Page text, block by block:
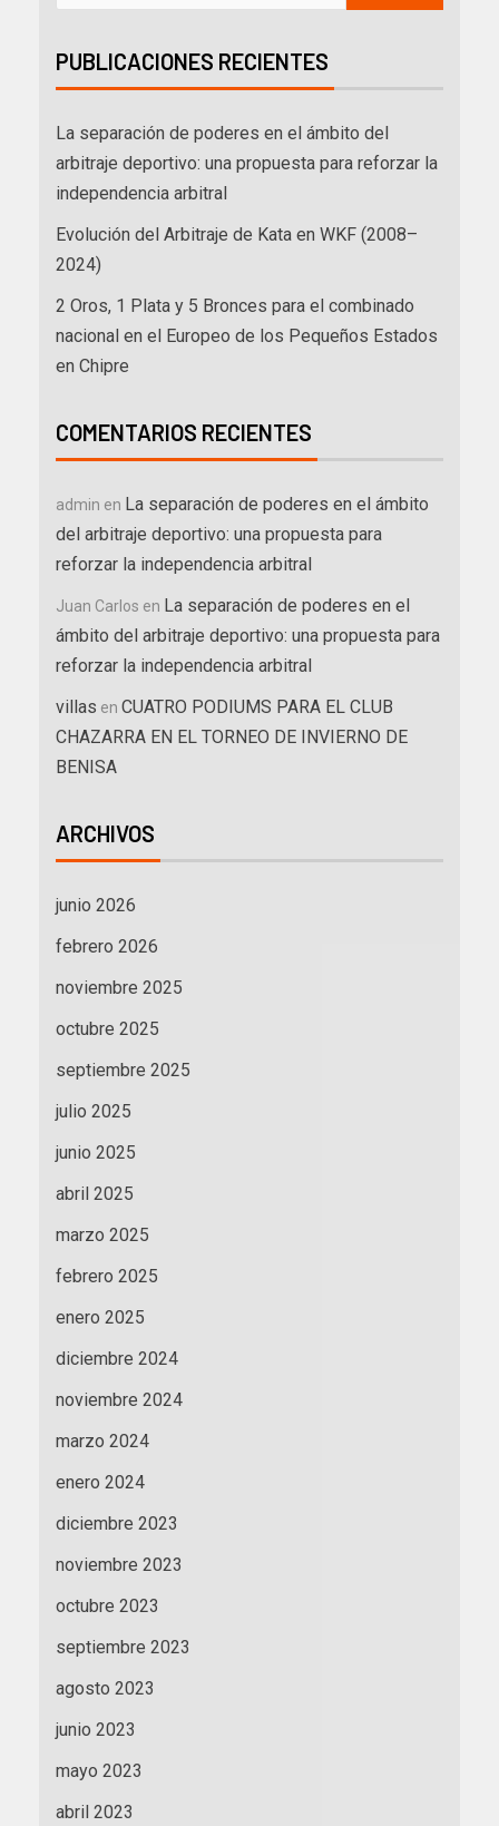
PUBLICACIONES RECIENTES
La separación de poderes en el ámbito del
arbitraje deportivo: una propuesta para reforzar la
independencia arbitral
Evolución del Arbitraje de Kata en WKF (2008–
2024)
2 Oros, 1 Plata y 5 Bronces para el combinado
nacional en el Europeo de los Pequeños Estados
en Chipre
COMENTARIOS RECIENTES
admin en La separación de poderes en el ámbito
del arbitraje deportivo: una propuesta para
reforzar la independencia arbitral
Juan Carlos en La separación de poderes en el
ámbito del arbitraje deportivo: una propuesta para
reforzar la independencia arbitral
villas en CUATRO PODIUMS PARA EL CLUB
CHAZARRA EN EL TORNEO DE INVIERNO DE
BENISA
ARCHIVOS
junio 2026
febrero 2026
noviembre 2025
octubre 2025
septiembre 2025
julio 2025
junio 2025
abril 2025
marzo 2025
febrero 2025
enero 2025
diciembre 2024
noviembre 2024
marzo 2024
enero 2024
diciembre 2023
noviembre 2023
octubre 2023
septiembre 2023
agosto 2023
junio 2023
mayo 2023
abril 2023